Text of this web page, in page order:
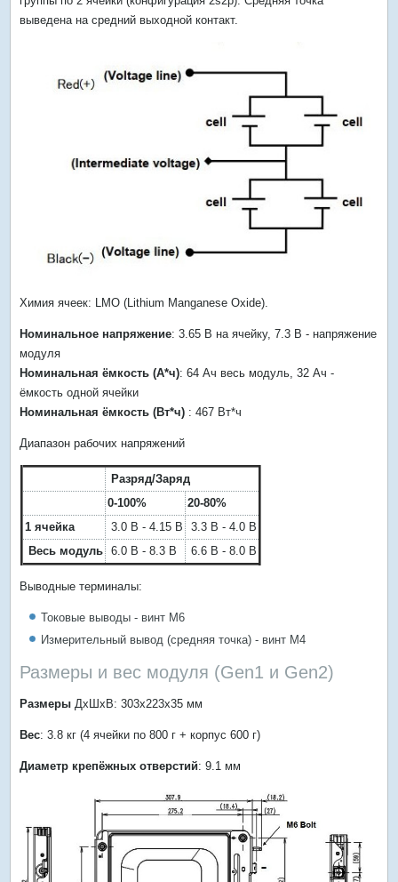
выведена на средний выходной контакт.
Химия ячеек: LMO (Lithium Manganese Oxide).
Номинальное напряжение: 3.65 В на ячейку, 7.3 В - напряжение
модуля
Номинальная ёмкость (А*ч): 64 Ач весь модуль, 32 Aч -
ёмкость одной ячейки
Номинальная ёмкость (Вт*ч) : 467 Вт*ч
Диапазон рабочих напряжений
Разряд/Заряд
0-100%
20-80%
1 ячейка
3.0 В - 4.15 В
3.3 В - 4.0 В
Весь модуль 6.0 В - 8.3 В 6.6 В - 8.0 В
Выводные терминалы:
Токовые выводы - винт M6
Измерительный вывод (средняя точка) - винт M4
Размеры и вес модуля (Gen1 и Gen2)
Размеры ДхШхВ: 303х223х35 мм
Вес: 3.8 кг (4 ячейки по 800 г + корпус 600 г)
Диаметр крепёжных отверстий: 9.1 мм